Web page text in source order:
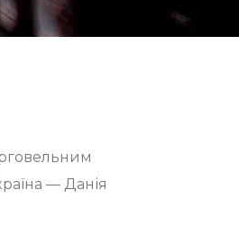
— Данія